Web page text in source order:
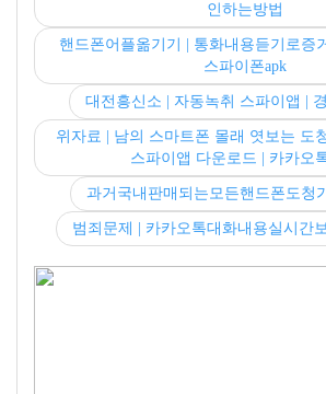
인하는방법
핸드폰어플옮기기 | 통화내용듣기로증
스파이폰apk
대전흥신소 | 자동녹취 스파이앱 |
위자료 | 남의 스마트폰 몰래 엿보는 도
스파이앱 다운로드 | 카카오
과거국내판매되는모든핸드폰도청
범죄문제 | 카카오톡대화내용실시간